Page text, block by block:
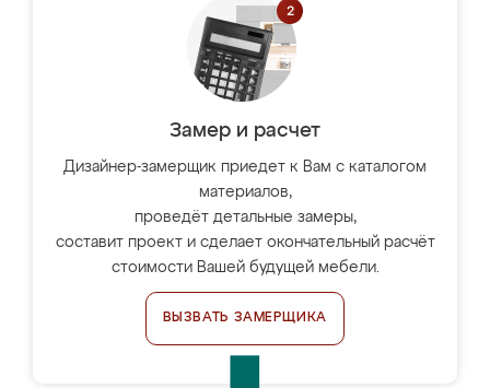
Замер и расчет
Дизайнер-замерщик приедет к Вам с каталогом
материалов,
проведёт детальные замеры,
составит проект и сделает окончательный расчёт
стоимости Вашей будущей мебели.
ВЫЗВАТЬ ЗАМЕРЩИКА